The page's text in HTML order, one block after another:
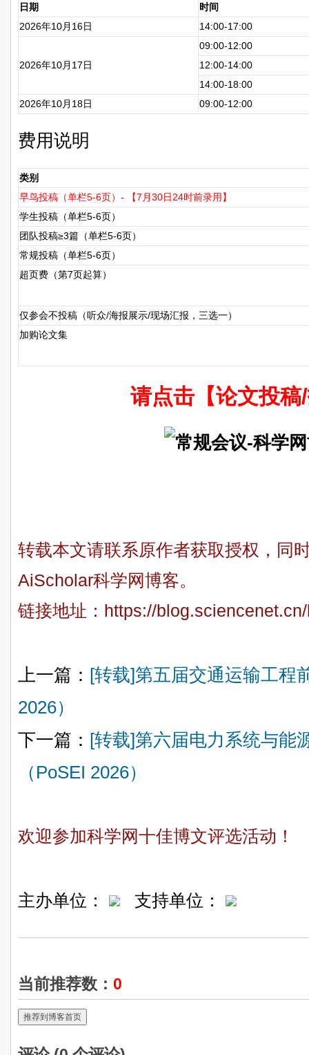
日期
时间
2026年10月16日
14:00-17:00
2026年10月17日
09:00-12:00
12:00-14:00
14:00-18:00
2026年10月18日
09:00-12:00
费用说明
类别
早鸟投稿（单栏5-6页）- 【7月30日24时前录用】
学生投稿（单栏5-6页）
团队投稿≥3篇（单栏5-6页）
常规投稿（单栏5-6页）
超页费（第7页起算）
仅参会不投稿（听众/海报展示/现场汇报，三选一）
加购论文集
请点击【论文投稿
转载本文请联系原作者获取授权，同
AiScholar科学网博客。
链接地址： https://
上一篇： [转载]第五届交通运输工程
2026）
下一篇： [转载]第六届电力系统与能
（PoSEI 2026）
欢迎参加科学网十佳博文评选活动！
主办单位： 支持单位：
当前推荐数： 0
推荐到博客首页